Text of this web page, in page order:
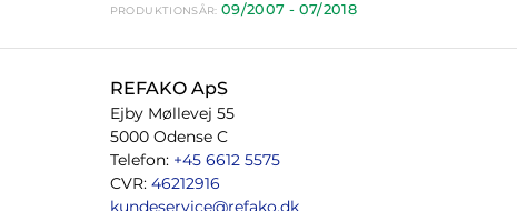
PRODUKTIONSÅR: 09/2007 - 07/2018
REFAKO ApS
Ejby Møllevej 55
5000 Odense C
Telefon: +45 6612 5575
CVR: 46212916
kundeservice@refako.dk